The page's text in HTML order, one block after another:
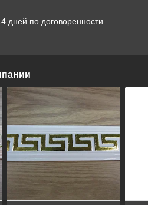
дней по договоренности